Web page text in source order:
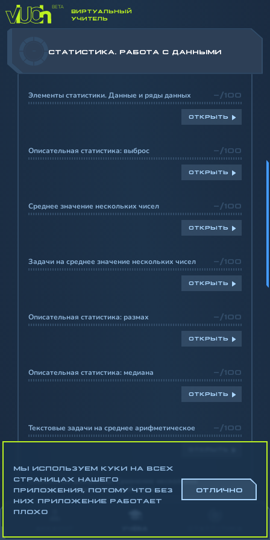
ВИРТУАЛЬНЫЙ
УЧИТЕЛЬ
СТАТИСТИКА. РАБОТА С ДАННЫМИ
Элементы статистики. Данные и ряды данных -/100
ОТКРЫТЬ
Описательная статистика: выброс -/100
ОТКРЫТЬ
Среднее значение нескольких чисел -/100
ОТКРЫТЬ
Задачи на среднее значение нескольких чисел -/100
ОТКРЫТЬ
Описательная статистика: размах -/100
ОТКРЫТЬ
Описательная статистика: медиана -/100
ОТКРЫТЬ
Текстовые задачи на среднее арифметическое -/100
Столбчатые диаграммы. Сравнение нескольких
месяцев с несколькими столбиками
-/100
МЫ ИСПОЛЬЗУЕМ КУКИ НА ВСЕХ
СТРАНИЦАХ НАШЕГО
ПРИЛОЖЕНИЯ, ПОТОМУ ЧТО БЕЗ
НИХ ПРИЛОЖЕНИЕ РАБОТАЕТ
ПЛОХО
ОТЛИЧНО